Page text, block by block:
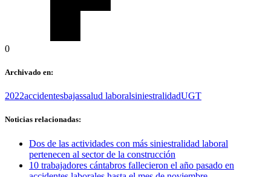
0
Archivado en:
2022accidentesbajassalud laboralsiniestralidadUGT
Noticias relacionadas:
Dos de las actividades con más siniestralidad laboral
pertenecen al sector de la construcción
10 trabajadores cántabros fallecieron el año pasado en